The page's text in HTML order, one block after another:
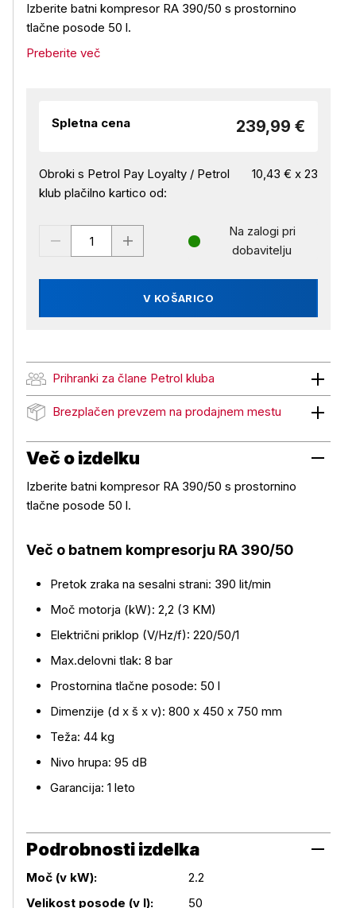
Izberite batni kompresor RA 390/50 s prostornino
tlačne posode 50 l.
Preberite več
Spletna cena 239,99 €
Obroki s Petrol Pay Loyalty / Petrol
klub plačilno kartico od:
10,43 € x 23
V KOŠARICO
Na zalogi pri
dobavitelju
Prihranki za člane Petrol kluba
Prihranki za člane Petrol kluba
Brezplačen prevzem na prodajnem mestu
Brezplačen prevzem na prodajnem mestu
Več o izdelku
Izberite batni kompresor RA 390/50 s prostornino
tlačne posode 50 l.
Več o batnem kompresorju RA 390/50
Pretok zraka na sesalni strani: 390 lit/min
Moč motorja (kW): 2,2 (3 KM)
Električni priklop (V/Hz/f): 220/50/1
Max.delovni tlak: 8 bar
Prostornina tlačne posode: 50 l
Dimenzije (d x š x v): 800 x 450 x 750 mm
Teža: 44 kg
Nivo hrupa: 95 dB
Garancija: 1 leto
Podrobnosti izdelka
Moč (v kW):
2.2
Velikost posode (v l):
50